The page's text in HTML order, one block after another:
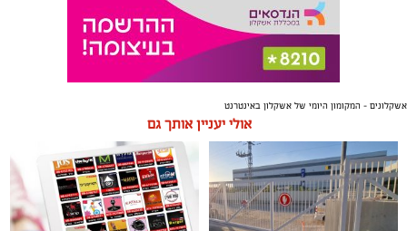
אשקלונים - המקומון היומי של אשקלון באינטרנט
אולי יעניין אותך גם